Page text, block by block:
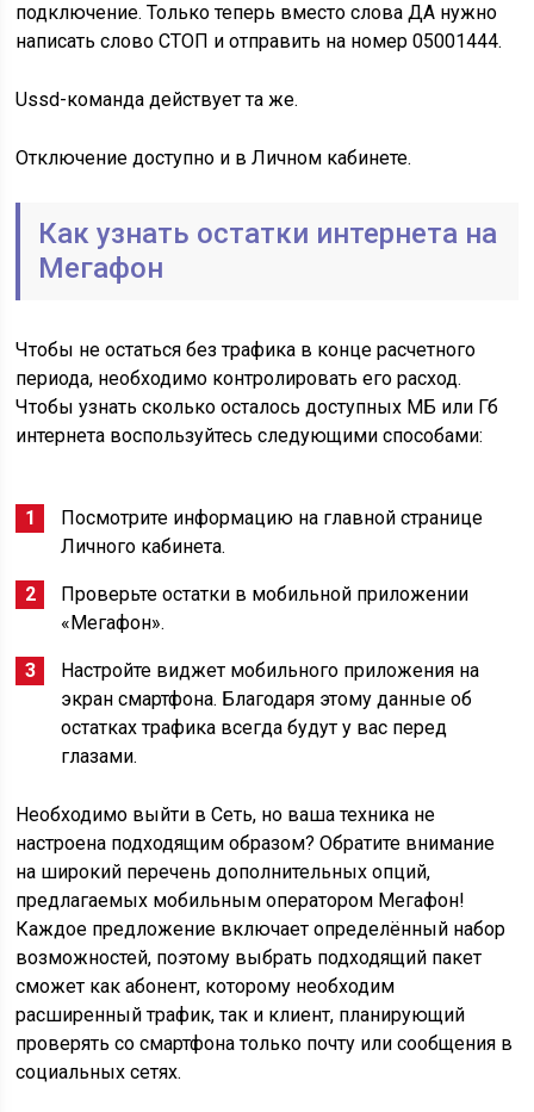
подключение. Только теперь вместо слова ДА нужно
написать слово СТОП и отправить на номер 05001444.
Ussd-команда действует та же.
Отключение доступно и в Личном кабинете.
Как узнать остатки интернета на
Мегафон
Чтобы не остаться без трафика в конце расчетного
периода, необходимо контролировать его расход.
Чтобы узнать сколько осталось доступных МБ или Гб
интернета воспользуйтесь следующими способами:
Посмотрите информацию на главной странице
Личного кабинета.
Проверьте остатки в мобильной приложении
«Мегафон».
Настройте виджет мобильного приложения на
экран смартфона. Благодаря этому данные об
остатках трафика всегда будут у вас перед
глазами.
Необходимо выйти в Сеть, но ваша техника не
настроена подходящим образом? Обратите внимание
на широкий перечень дополнительных опций,
предлагаемых мобильным оператором Мегафон!
Каждое предложение включает определённый набор
возможностей, поэтому выбрать подходящий пакет
сможет как абонент, которому необходим
расширенный трафик, так и клиент, планирующий
проверять со смартфона только почту или сообщения в
социальных сетях.